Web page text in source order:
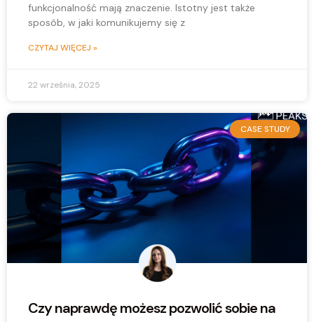
funkcjonalność mają znaczenie. Istotny jest także
sposób, w jaki komunikujemy się z
CZYTAJ WIĘCEJ »
22 września, 2025
CASE STUDY
Czy naprawdę możesz pozwolić sobie na